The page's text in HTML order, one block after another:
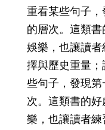
重看某些句子
的層次。這類
娛樂，也讓讀
擇與歷史重量
些句子，發現
次。這類書的
樂，也讓讀者